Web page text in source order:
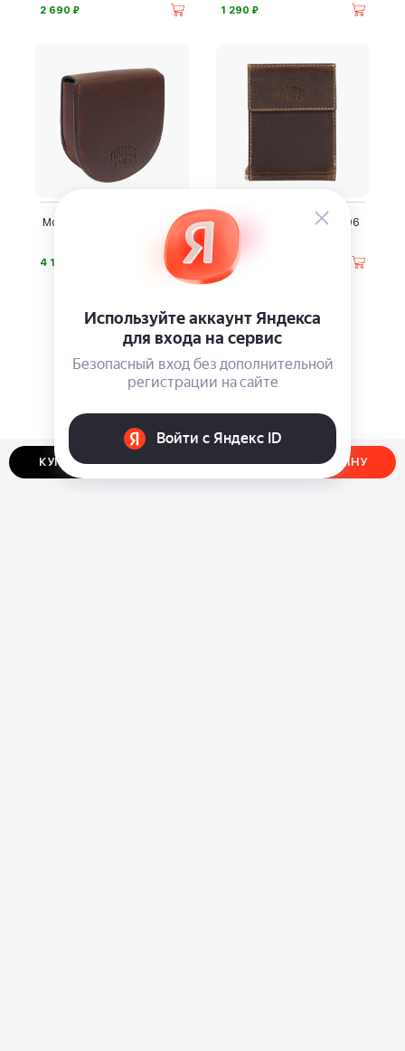
КУПИТЬ В ОДИН КЛИК ДОБАВИТЬ В КОРЗИНУ
2 690 ⃏ 1 290 ⃏
Монетница Klondike 1896
4 180
Бумажник Klondike 1896
4 130